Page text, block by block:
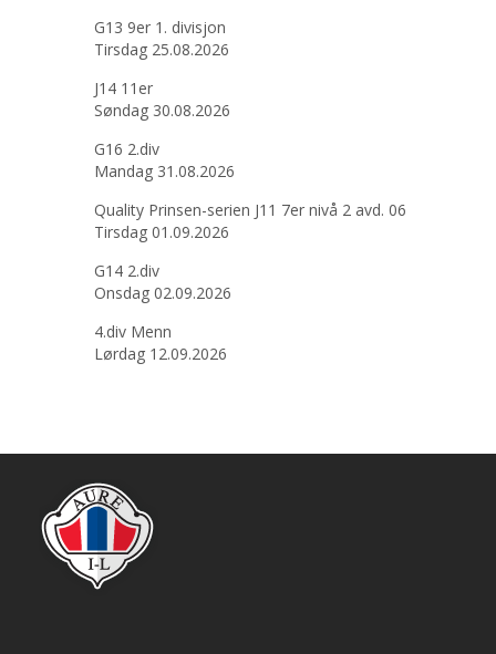
G13 9er 1. divisjon
Tirsdag 25.08.2026
J14 11er
Søndag 30.08.2026
G16 2.div
Mandag 31.08.2026
Quality Prinsen-serien J11 7er nivå 2 avd. 06
Tirsdag 01.09.2026
G14 2.div
Onsdag 02.09.2026
4.div Menn
Lørdag 12.09.2026